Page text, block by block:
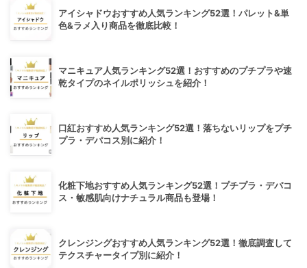
アイシャドウおすすめ人気ランキング52選！パレット&単
色&ラメ入り商品を徹底比較！
マニキュア人気ランキング52選！おすすめのプチプラや速
乾タイプのネイルポリッシュを紹介！
口紅おすすめ人気ランキング52選！落ちないリップをプチ
プラ・デパコス別に紹介！
化粧下地おすすめ人気ランキング52選！プチプラ・デパコ
ス・敏感肌向けナチュラル商品も登場！
クレンジングおすすめ人気ランキング52選！徹底調査して
テクスチャータイプ別に紹介！